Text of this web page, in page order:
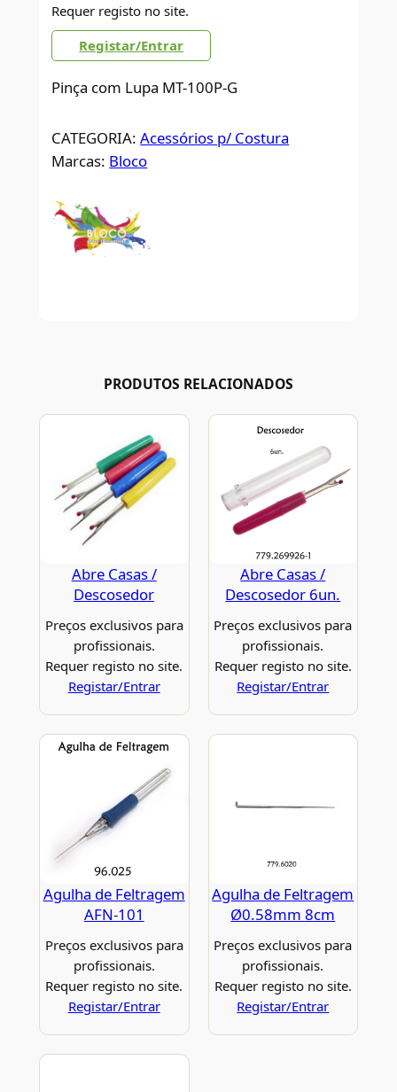
Requer registo no site.
Registar/Entrar
Pinça com Lupa MT-100P-G
CATEGORIA:Acessórios p/ Costura
Marcas: Bloco
PRODUTOS RELACIONADOS
Abre Casas /
Descosedor
Preços exclusivos para
profissionais.
Requer registo no site.
Registar/Entrar
Abre Casas /
Descosedor 6un.
Preços exclusivos para
profissionais.
Requer registo no site.
Registar/Entrar
Agulha de Feltragem
AFN-101
Preços exclusivos para
profissionais.
Requer registo no site.
Registar/Entrar
Agulha de Feltragem
Ø0.58mm 8cm
Preços exclusivos para
profissionais.
Requer registo no site.
Registar/Entrar